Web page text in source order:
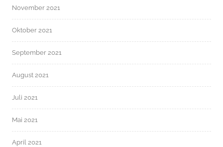
November 2021
Oktober 2021
September 2021
August 2021
Juli 2021
Mai 2021
April 2021